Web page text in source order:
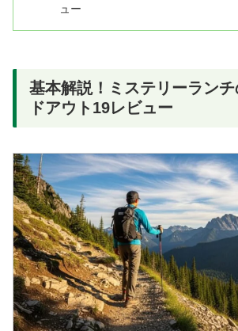
ュー
基本解説！ミステリーラン
ドアウト19レビュー